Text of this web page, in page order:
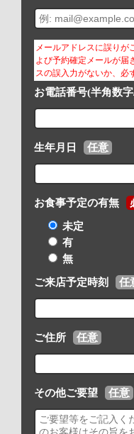
メールアドレスに誤りが
よび予約確定メールが届
スの誤入力がないか、必
お電話番号(半角数
生年月日 任意
お食事予定の有無
未定
有
無
ご来店予定時刻 任
ご住所 任意
その他ご要望 任意